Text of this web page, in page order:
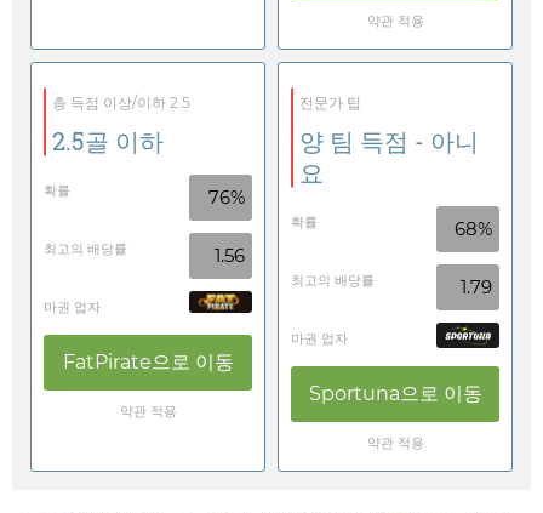
약관 적용
총 득점 이상/이하 2.5
2.5골 이하
확률 76%
최고의 배당률 1.56
마권 업자
FatPirate으로 이동
약관 적용
전문가 팁
양 팀 득점 - 아니
요
확률 68%
최고의 배당률 1.79
마권 업자
Sportuna으로 이동
약관 적용